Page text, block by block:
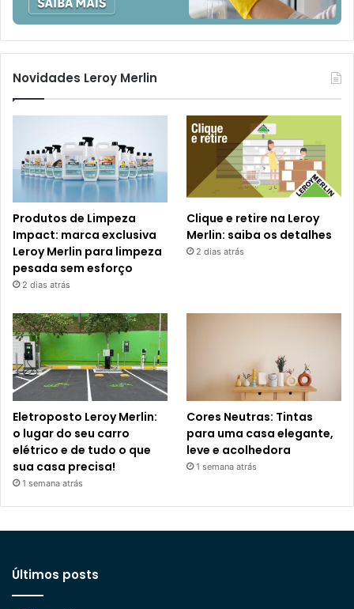
Novidades Leroy Merlin
Produtos de Limpeza
Impact: marca exclusiva
Leroy Merlin para limpeza
pesada sem esforço
2 dias atrás
Clique e retire na Leroy
Merlin: saiba os detalhes
2 dias atrás
Eletroposto Leroy Merlin:
o lugar do seu carro
elétrico e de tudo o que
sua casa precisa!
1 semana atrás
Cores Neutras: Tintas
para uma casa elegante,
leve e acolhedora
1 semana atrás
Últimos posts